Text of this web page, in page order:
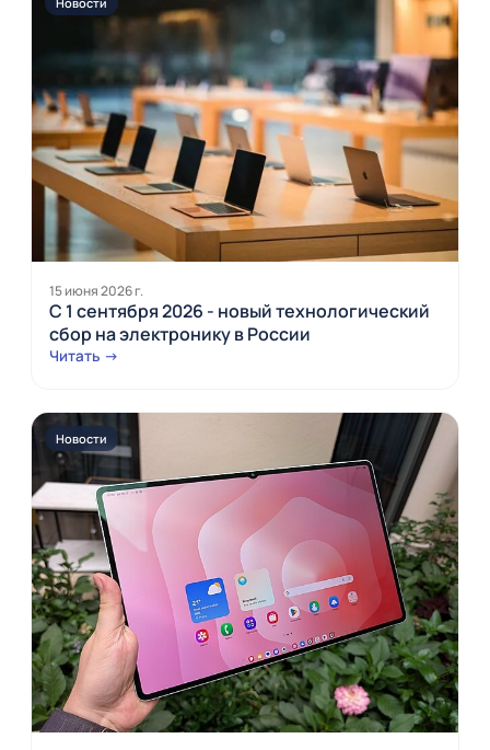
15 июня 2026 г.
С 1 сентября 2026 - новый технологический
сбор на электронику в России
Читать →
Новости